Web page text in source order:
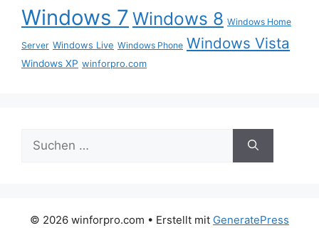
Windows 7 Windows 8 Windows Home
Server Windows Live Windows Phone Windows Vista
Windows XP winforpro.com
Suche
nach:
© 2026 winforpro.com • Erstellt mit GeneratePress